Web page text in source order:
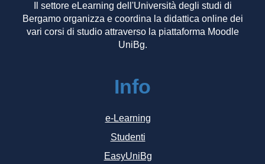
Il settore eLearning dell'Università degli studi di
Bergamo organizza e coordina la didattica online dei
vari corsi di studio attraverso la piattaforma Moodle
UniBg.
Info
e-Learning
Studenti
EasyUniBg